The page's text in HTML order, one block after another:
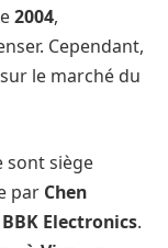
2004,
Cependant,
le marché du
sont siège
par Chen
BBK Electronics.